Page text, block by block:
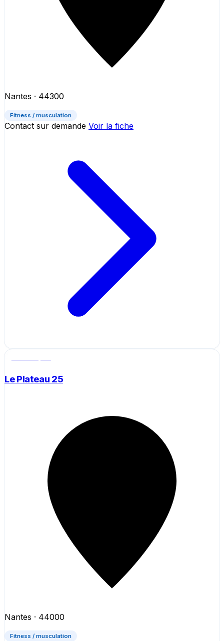
Nantes · 44300
Fitness / musculation
Contact sur demande Voir la fiche
Le Plateau 25
Nantes · 44000
Fitness / musculation